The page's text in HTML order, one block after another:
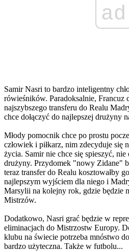
ad
Samir Nasri to bardzo inteligentny
rówieśników. Paradoksalnie, Francuz
najszybszego transferu do Realu
chce dołączyć do najlepszej drużyny
Młody pomocnik chce po prostu
człowiek i piłkarz, nim zdecyduje się
życia. Samir nie chce się spieszyć, nie
drużyny. Przydomek "nowy Zidane"
teraz transfer do Realu kosztowałby
najlepszym wyjściem dla niego i
Marsylii na kolejny rok, gdzie będzie
Mistrzów.
Dodatkowo, Nasri grać będzie w
eliminacjach do Mistrzostw Europy.
klubu na świecie potrzeba mnóstwo
bardzo użyteczna. Także w futbolu...